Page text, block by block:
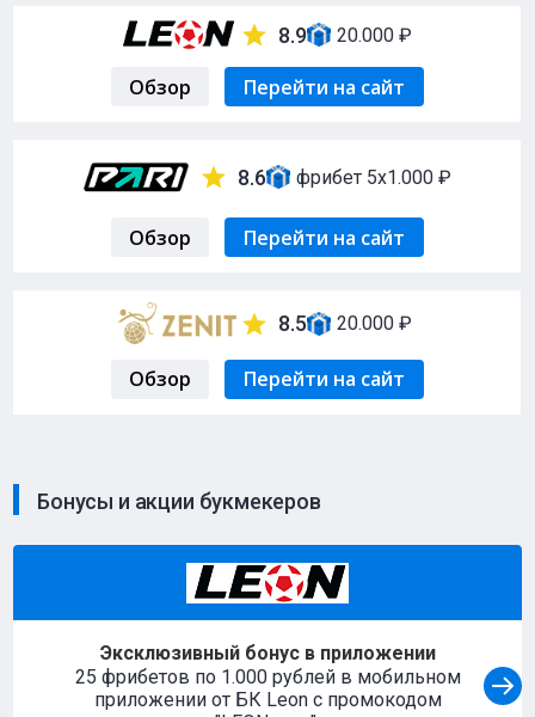
8.9 20.000 ₽
Обзор Перейти на сайт
8.6 фрибет 5х1.000 ₽
Обзор Перейти на сайт
8.5 20.000 ₽
Обзор Перейти на сайт
Бонусы и акции букмекеров
Эксклюзивный бонус в приложении
25 фрибетов по 1.000 рублей в мобильном
приложении от БК Leon с промокодом